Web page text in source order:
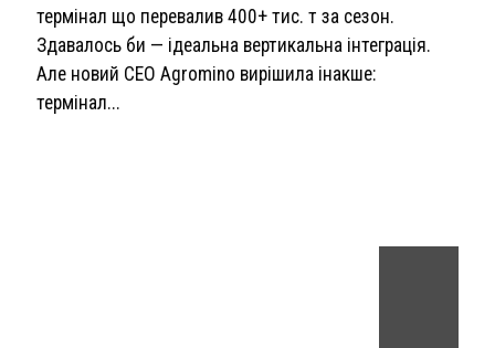
термінал що перевалив 400+ тис. т за сезон.
Здавалось би — ідеальна вертикальна інтеграція.
Але новий CEO Agromino вирішила інакше:
термінал...